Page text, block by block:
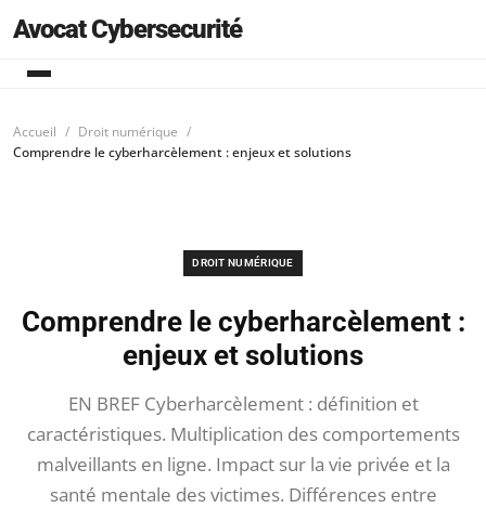
Avocat Cybersecurité
Accueil
Droit numérique
Comprendre le cyberharcèlement : enjeux et solutions
DROIT NUMÉRIQUE
Comprendre le cyberharcèlement :
enjeux et solutions
EN BREF Cyberharcèlement : définition et
caractéristiques. Multiplication des comportements
malveillants en ligne. Impact sur la vie privée et la
santé mentale des victimes. Différences entre